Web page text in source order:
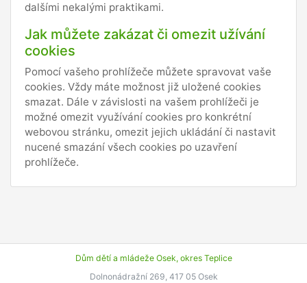
dalšími nekalými praktikami.
Jak můžete zakázat či omezit užívání
cookies
Pomocí vašeho prohlížeče můžete spravovat vaše
cookies. Vždy máte možnost již uložené cookies
smazat. Dále v závislosti na vašem prohlížeči je
možné omezit využívání cookies pro konkrétní
webovou stránku, omezit jejich ukládání či nastavit
nucené smazání všech cookies po uzavření
prohlížeče.
Dům dětí a mládeže Osek, okres Teplice
Dolnonádražní 269, 417 05 Osek